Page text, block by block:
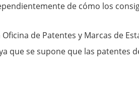
de cómo los
de Patentes y Marcas de
que se supone que las patentes